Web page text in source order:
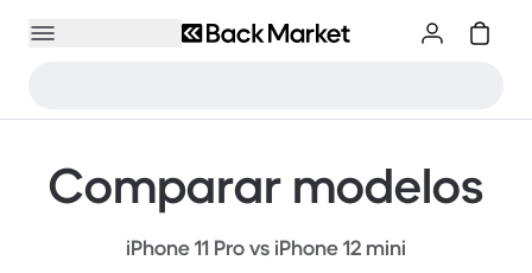
Comparar modelos
iPhone 11 Pro vs iPhone 12 mini